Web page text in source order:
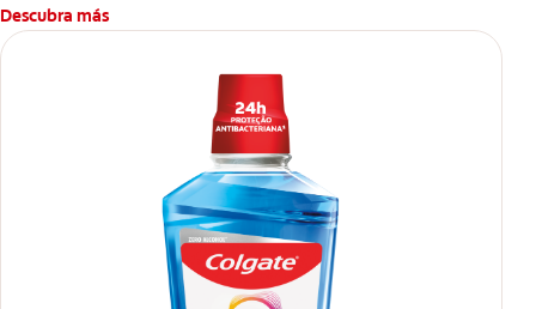
Descubra más